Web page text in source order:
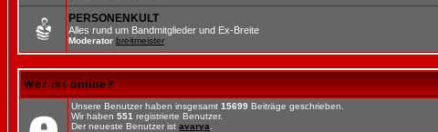
PERSONENKULT
Alles rund um Bandmitglieder und Ex-Breite
Moderator breitmeister
Wer ist online?
Unsere Benutzer haben insgesamt 15699 Beiträge geschrieben.
Wir haben 551 registrierte Benutzer.
Der neueste Benutzer ist avarya